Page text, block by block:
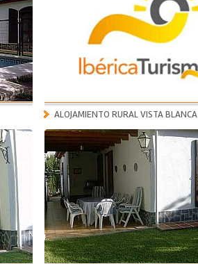
ALOJAMIENTO RURAL VISTA BLANCA